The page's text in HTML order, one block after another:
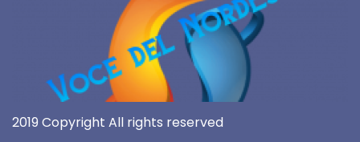
2019 Copyright All rights reserved